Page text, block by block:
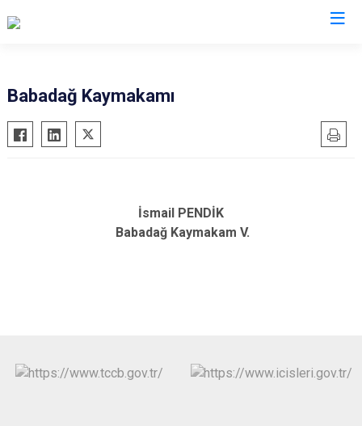
Babadağ Kaymakamı
İsmail PENDİK
Babadağ Kaymakam V.